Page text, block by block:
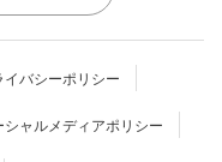
イバシーポリシー
シャルメディアポリシー